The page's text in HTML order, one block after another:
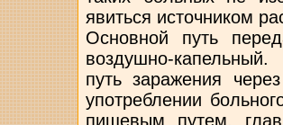
явиться источником
Основной путь
воздушно-
путь заражения
употреблении
пищевым путем,